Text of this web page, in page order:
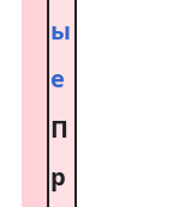
ы
е
П
р